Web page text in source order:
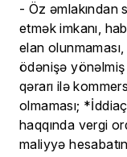
- Öz
etmək imkanı,
elan
ödənişə
qərarı ilə
olmaması;
haqqında vergi
maliyyə